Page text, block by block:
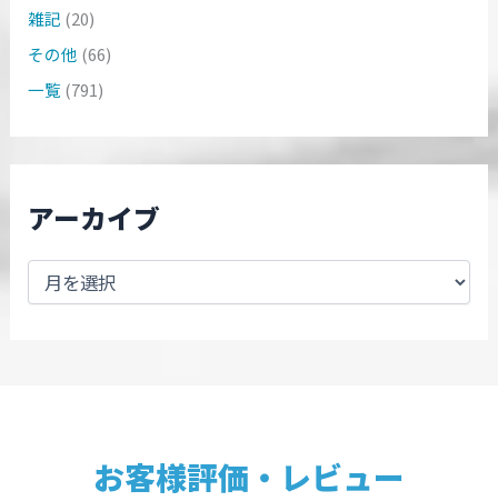
雑記 (20)
その他 (66)
一覧(791)
アーカイブ
お客様評価・レビュー